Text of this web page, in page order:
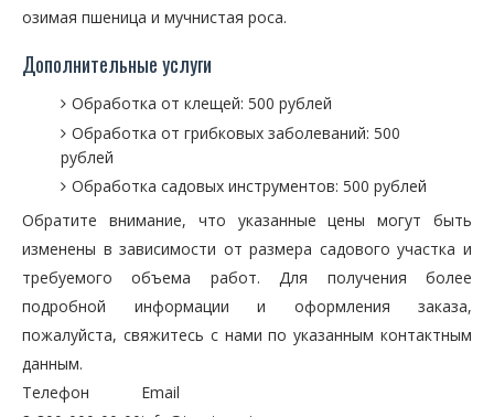
озимая пшеница и мучнистая роса.
Дополнительные услуги
Обработка от клещей: 500 рублей
Обработка от грибковых заболеваний: 500
рублей
Обработка садовых инструментов: 500 рублей
Обратите внимание, что указанные цены могут быть
изменены в зависимости от размера садового участка и
требуемого объема работ. Для получения более
подробной информации и оформления заказа,
пожалуйста, свяжитесь с нами по указанным контактным
данным.
Телефон
Email